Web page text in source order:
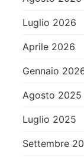
Luglio 2026
Aprile 2026
Gennaio
Agosto 2025
Luglio 2025
Settembre